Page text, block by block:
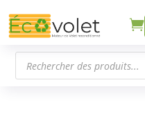

Recherche
produits